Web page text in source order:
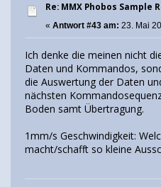
Re: MMX Phobos Sample
« Antwort #43 am: 23. Mai
Ich denke die meinen nicht
Daten und Kommandos,
die Auswertung der Daten
nächsten
Boden samt Übertragung.
1mm/s Geschwindigkeit:
macht/schafft so kleine